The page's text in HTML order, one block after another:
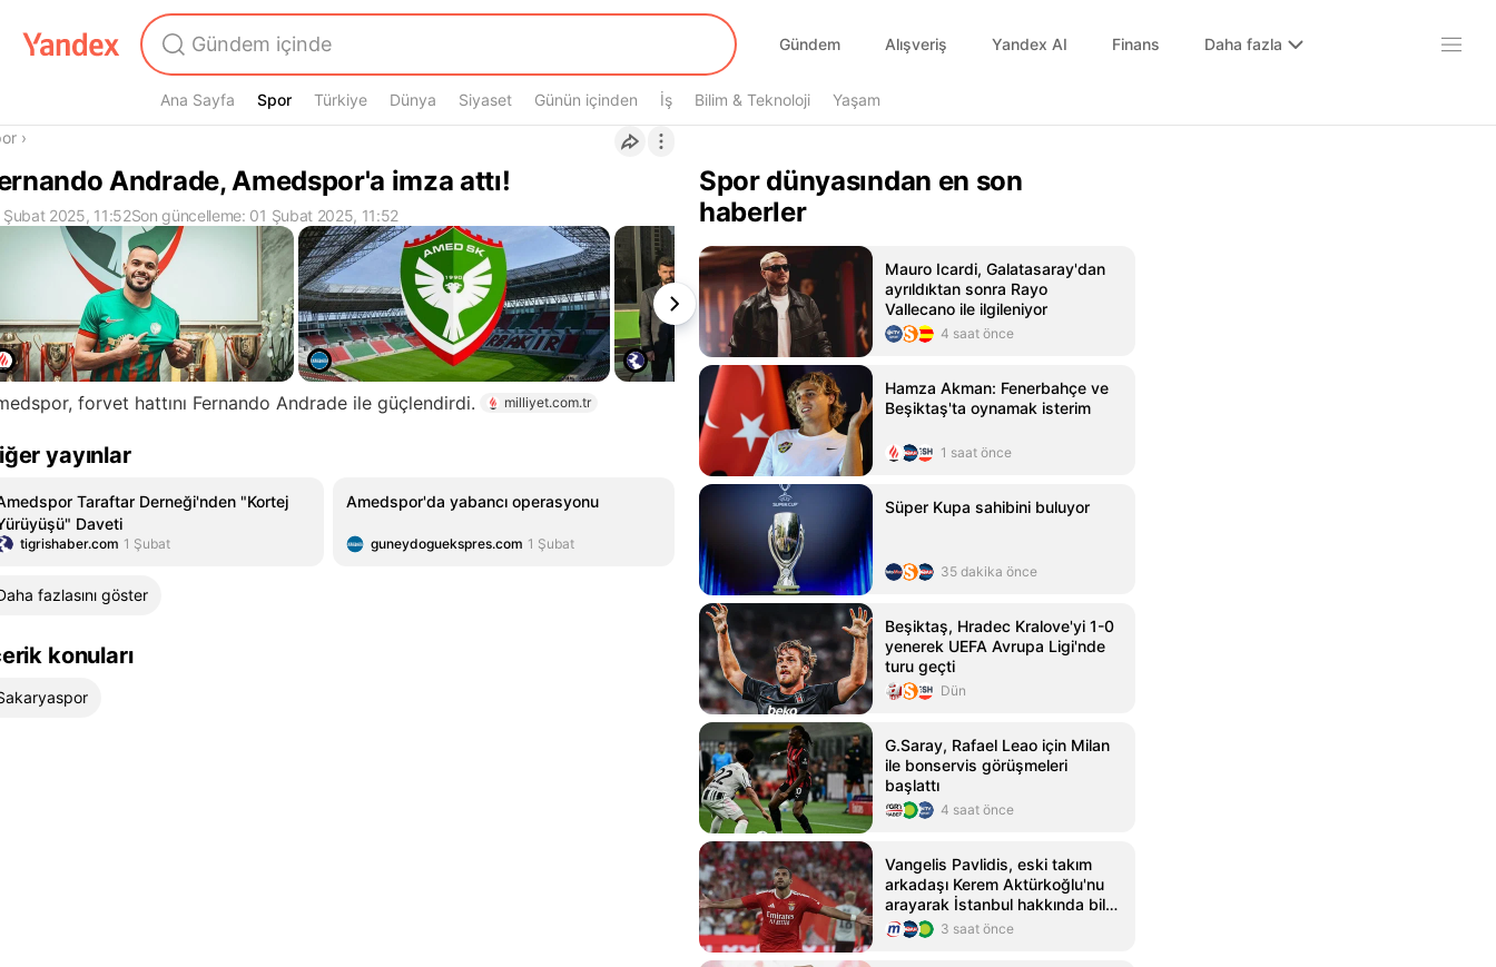
Gündem Alışveriş Yandex AI Finans Daha fazla
Ana Sayfa Spor
Spor Türkiye Dünya Siyaset Günün içinden İş Bilim & Teknoloji Yaşam
›
Andrade, Amedspor'a imza attı!
Şubat 2025, 11:52Son güncelleme: 01 Şubat 2025, 11:52
forvet hattını Fernando Andrade ile güçlendirdi. milliyet.com.tr
yayınlar
Taraftar Derneği'nden "Kortej
Daveti
tigrishaber.com 1 Şubat
Amedspor'da yabancı operasyonu
guneydoguekspres.com 1 Şubat
fazlasını göster
konuları
Spor dünyasından en son
haberler
Mauro Icardi, Galatasaray'dan
ayrıldıktan sonra Rayo
Vallecano ile ilgileniyor
4 saat önce
Hamza Akman: Fenerbahçe ve
Beşiktaş'ta oynamak isterim
1 saat önce
Süper Kupa sahibini buluyor
35 dakika önce
Beşiktaş, Hradec Kralove'yi 1-0
yenerek UEFA Avrupa Ligi'nde
turu geçti
Dün
G.Saray, Rafael Leao için Milan
ile bonservis görüşmeleri
başlattı
4 saat önce
Vangelis Pavlidis, eski takım
arkadaşı Kerem Aktürkoğlu'nu
arayarak İstanbul hakkında bilgi
aldı
3 saat önce